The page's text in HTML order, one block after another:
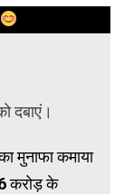
मुनाफा कमाया
करोड़ के